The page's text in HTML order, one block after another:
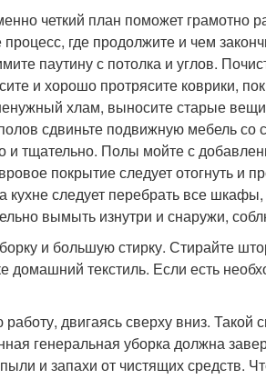
четкий план поможет грамотно
где продолжите и чем
паутину с потолка и углов.
и хорошо протрясите коврики,
хлам, выносите старые
сдвиньте подвижную мебель со
и тщательно. Полы мойте с
покрытие следует отогнуть и
кухне следует перебрать все
вымыть изнутри и снаружи,
и большую стирку. Стирайте
текстиль. Если есть
двигаясь сверху вниз. Такой
генеральная уборка должна
пыли и запахи от чистящих средств.